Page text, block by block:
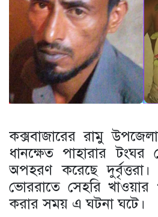
কক্সবাজারেররামু উপজেলা
ধানক্ষেত পাহারার
অপহরণ করেছে
ভোররাতে সেহরি খাওয়ার
করার সময় এ ঘটনা ঘটে।